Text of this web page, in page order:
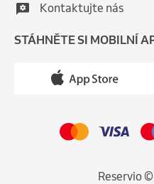
Kontaktujte nás
STÁHNĚTE SI MOBILNÍ
Reservio